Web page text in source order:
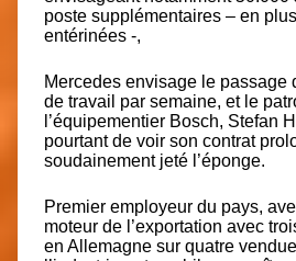
poste supplémentaires – en
entérinées -,
Mercedes envisage le passage
de travail par semaine, et le
l’équipementier Bosch, Stefan
pourtant de voir son contrat
soudainement jeté l’éponge.
Premier employeur du pays,
moteur de l’exportation avec
en Allemagne sur quatre